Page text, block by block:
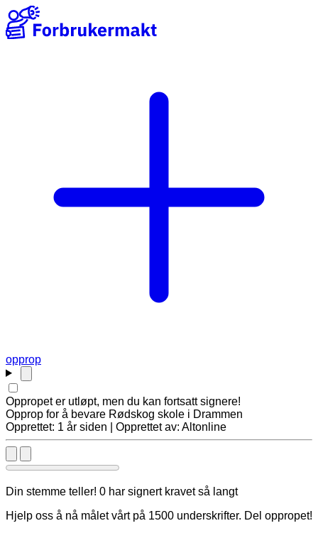
opprop
Oppropet er utløpt, men du kan fortsatt signere!
Opprop for å bevare Rødskog skole i Drammen
Opprettet: 1 år siden | Opprettet av: Altonline
Din stemme teller! 0 har signert kravet så langt
Hjelp oss å nå målet vårt på 1500 underskrifter. Del oppropet!